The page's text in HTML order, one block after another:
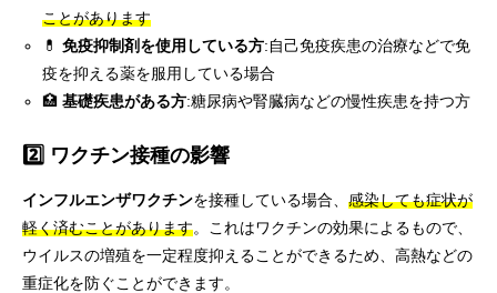
ことがあります
💊免疫抑制剤を使用している方:自己免疫疾患の治療などで免
疫を抑える薬を服用している場合
🏥基礎疾患がある方:糖尿病や腎臓病などの慢性疾患を持つ方
2️⃣ ワクチン接種の影響
インフルエンザワクチンを接種している場合、 感染しても症状が
軽く済むことがあります。これはワクチンの効果によるもので、
ウイルスの増殖を一定程度抑えることができるため、高熱などの
重症化を防ぐことができます。